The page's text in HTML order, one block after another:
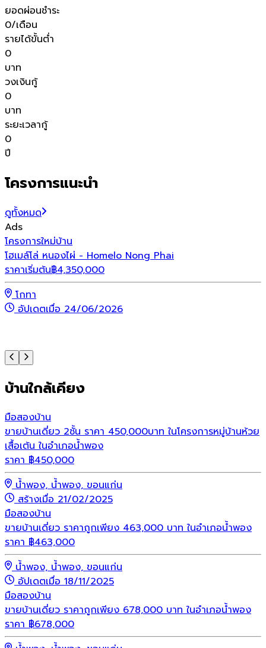
ยอดผ่อนชำระ
0/เดือน
รายได้ขั้นต่ำ
0
บาท
วงเงินกู้
0
บาท
ระยะเวลากู้
0
ปี
โครงการแนะนำ
ดูทั้งหมด
Ads
โครงการใหม่บ้าน
โฮเมล์โล่ หนองไผ่ - Homelo Nong Phai
ราคาเริ่มต้น฿4,350,000
โกทา
อัปเดตเมื่อ 24/06/2026
บ้านใกล้เคียง
มือสองบ้าน
ขายบ้านเดี่ยว 2ชั้น ราคา 450,000บาท ในโครงการหมู่บ้านห้วย
เสื้อเต้น ในอำเภอน้ำพอง
ราคา ฿450,000
น้ำพอง, น้ำพอง, ขอนแก่น
สร้างเมื่อ 21/02/2025
มือสองบ้าน
ขายบ้านเดี่ยว ราคาถูกเพียง 463,000 บาท ในอำเภอน้ำพอง
ราคา ฿463,000
น้ำพอง, น้ำพอง, ขอนแก่น
อัปเดตเมื่อ 18/11/2025
มือสองบ้าน
ขายบ้านเดี่ยว ราคาถูกเพียง 678,000 บาท ในอำเภอน้ำพอง
ราคา ฿678,000